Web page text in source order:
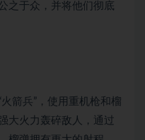
之于众，并将他们彻底
箭兵”，使用重机枪和榴
大火力轰碎敌人，通过